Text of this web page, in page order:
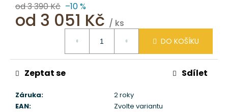
od 3 390 Kč –10 %
od 3 051 Kč / ks
DO KOŠÍKU
Záruka:
2 roky
EAN:
Zvolte variantu
Zeptat se Sdílet